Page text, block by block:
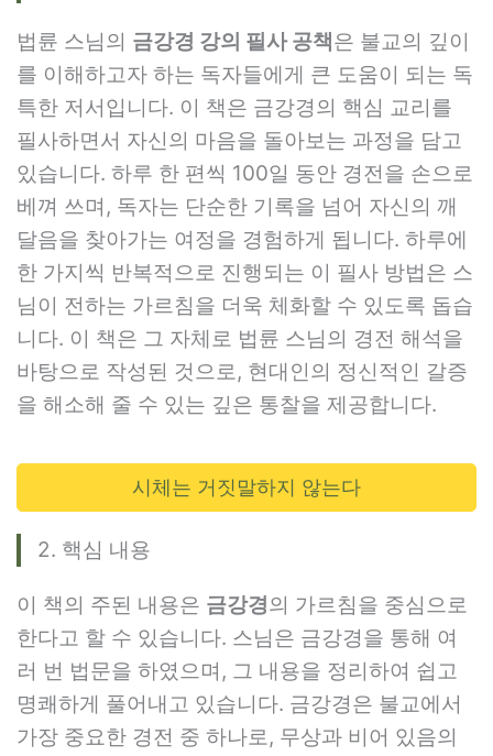
법륜 스님의 금강경 강의 필사 공책 은 불교의 깊이
를 이해하고자 하는 독자들에게 큰 도움이 되는 독
특한 저서입니다. 이 책은 금강경의 핵심 교리를
필사하면서 자신의 마음을 돌아보는 과정을 담고
있습니다. 하루 한 편씩 100일 동안 경전을 손으로
베껴 쓰며, 독자는 단순한 기록을 넘어 자신의 깨
달음을 찾아가는 여정을 경험하게 됩니다. 하루에
한 가지씩 반복적으로 진행되는 이 필사 방법은 스
님이 전하는 가르침을 더욱 체화할 수 있도록 돕습
니다. 이 책은 그 자체로 법륜 스님의 경전 해석을
바탕으로 작성된 것으로, 현대인의 정신적인 갈증
을 해소해 줄 수 있는 깊은 통찰을 제공합니다.
시체는 거짓말하지 않는다
2. 핵심 내용
이 책의 주된 내용은 금강경의 가르침을 중심으로
한다고 할 수 있습니다. 스님은 금강경을 통해 여
러 번 법문을 하였으며, 그 내용을 정리하여 쉽고
명쾌하게 풀어내고 있습니다. 금강경은 불교에서
가장 중요한 경전 중 하나로, 무상과 비어 있음의